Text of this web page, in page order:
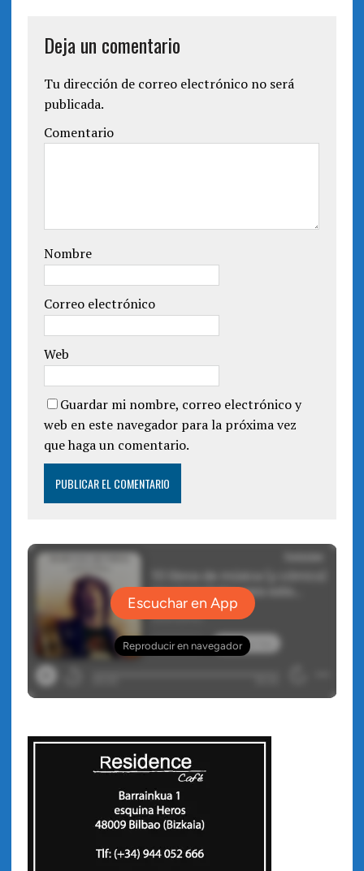
Deja un comentario
Tu dirección de correo electrónico no será
publicada.
Comentario
Nombre
Correo electrónico
Web
Guardar mi nombre, correo electrónico y
web en este navegador para la próxima vez
que haga un comentario.